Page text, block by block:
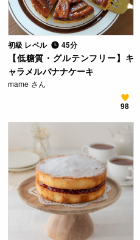
初級 レベル 45分
【低糖質・グルテンフリー】キ
ャラメルバナナケーキ
mame さん
98